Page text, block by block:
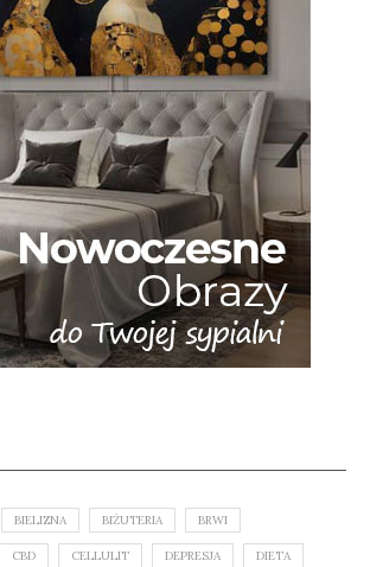
BIELIZNA BIŻUTERIA BRWI
CBD CELLULIT DEPRESJA DIETA